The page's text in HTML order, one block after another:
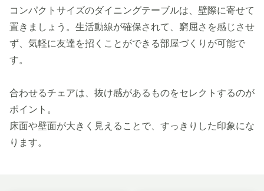
コンパクトサイズのダイニングテーブルは、壁際に寄せて
置きましょう。生活動線が確保されて、窮屈さを感じさせ
ず、気軽に友達を招くことができる部屋づくりが可能で
す。
合わせるチェアは、抜け感があるものをセレクトするのが
ポイント。
床面や壁面が大きく見えることで、すっきりした印象にな
ります。